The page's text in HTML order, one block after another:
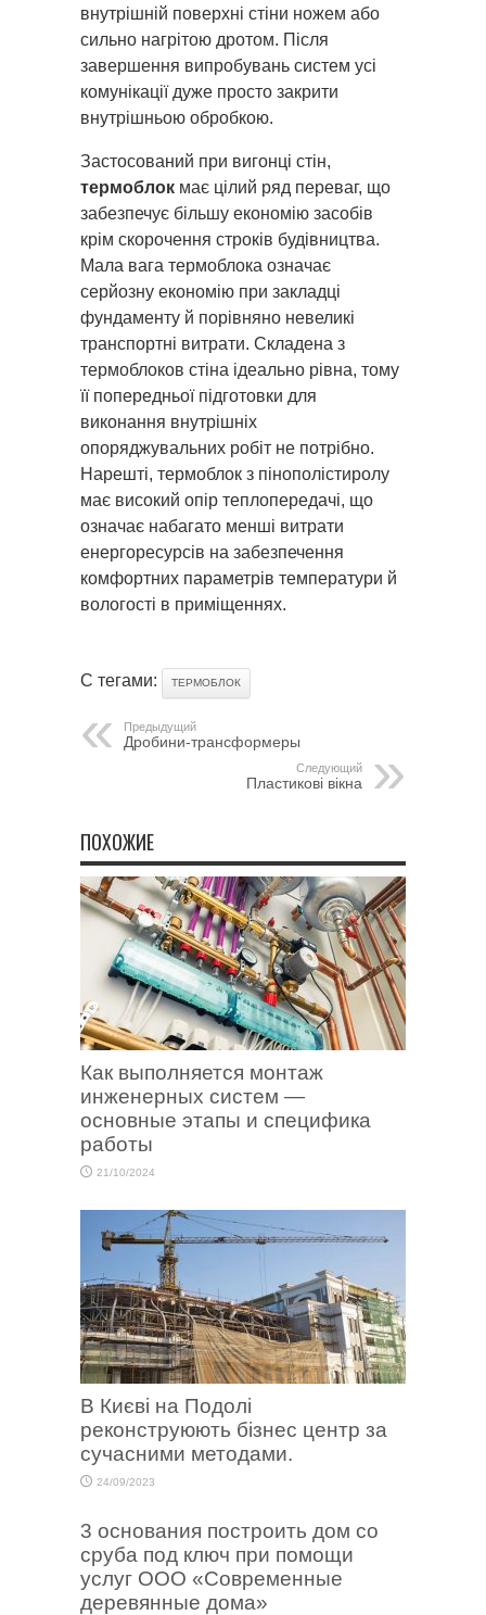
внутрішній поверхні стіни ножем або
сильно нагрітою дротом. Після
завершення випробувань систем усі
комунікації дуже просто закрити
внутрішньою обробкою.
Застосований при вигонці стін,
термоблок має цілий ряд переваг, що
забезпечує більшу економію засобів
крім скорочення строків будівництва.
Мала вага термоблока означає
серйозну економію при закладці
фундаменту й порівняно невеликі
транспортні витрати. Складена з
термоблоков стіна ідеально рівна, тому
її попередньої підготовки для
виконання внутрішніх
опоряджувальних робіт не потрібно.
Нарешті, термоблок з пінополістиролу
має високий опір теплопередачі, що
означає набагато менші витрати
енергоресурсів на забезпечення
комфортних параметрів температури й
вологості в приміщеннях.
С тегами: ТЕРМОБЛОК
Предыдущий
Дробини-трансформеры
Следующий
Пластикові вікна
ПОХОЖИЕ
Как выполняется монтаж
инженерных систем —
основные этапы и специфика
работы
21/10/2024
В Києві на Подолі
реконструюють бізнес центр за
сучасними методами.
24/09/2023
3 основания построить дом со
сруба под ключ при помощи
услуг ООО «Современные
деревянные дома»